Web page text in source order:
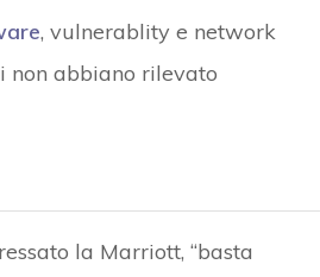
, vulnerablity e network
non abbiano rilevato
la Marriott, “basta